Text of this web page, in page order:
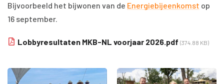
Bijvoorbeeld het bijwonen van de Energiebijeenkomst op
16 september.
Lobbyresultaten MKB-NL voorjaar 2026.pdf (374.88 KB)